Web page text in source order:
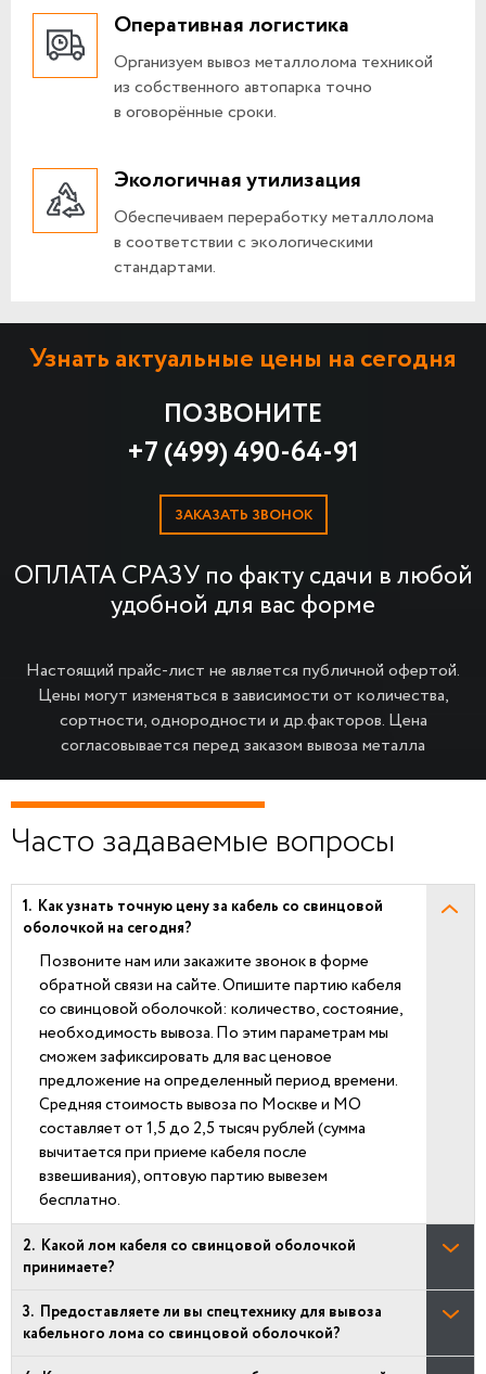
Оперативная логистика
Организуем вывоз металлолома техникой
из собственного автопарка точно
в оговорённые сроки.
Экологичная утилизация
Обеспечиваем переработку металлолома
в соответствии с экологическими
стандартами.
Узнать актуальные цены на сегодня
ПОЗВОНИТЕ
+7 (499) 490-64-91
ЗАКАЗАТЬ ЗВОНОК
ОПЛАТА СРАЗУ по факту сдачи в любой
удобной для вас форме
Настоящий прайс-лист не является публичной офертой.
Цены могут изменяться в зависимости от количества,
сортности, однородности и др.факторов. Цена
согласовывается перед заказом вывоза металла
Часто задаваемые вопросы
Как узнать точную цену за кабель со свинцовой
оболочкой на сегодня?
Позвоните нам или закажите звонок в форме
обратной связи на сайте. Опишите партию кабеля
со свинцовой оболочкой: количество, состояние,
необходимость вывоза. По этим параметрам мы
сможем зафиксировать для вас ценовое
предложение на определенный период времени.
Средняя стоимость вывоза по Москве и МО
составляет от 1,5 до 2,5 тысяч рублей (сумма
вычитается при приеме кабеля после
взвешивания), оптовую партию вывезем
бесплатно.
Какой лом кабеля со свинцовой оболочкой
принимаете?
Предоставляете ли вы спецтехнику для вывоза
кабельного лома со свинцовой оболочкой?